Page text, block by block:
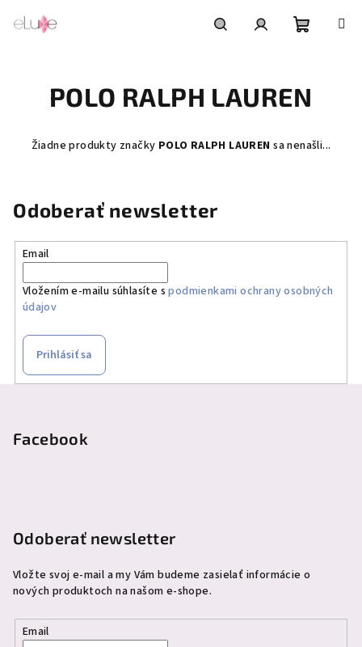
košík
POLO RALPH LAUREN
Žiadne produkty značky POLO RALPH LAUREN sa nenašli...
Odoberať newsletter
Email
Vložením e-mailu súhlasíte spodmienkami ochrany osobných
údajov
Prihlásiť sa
Facebook
Odoberať newsletter
Vložte svoj e-mail a my Vám budeme zasielať informácie o
nových produktoch na našom e-shope.
Email